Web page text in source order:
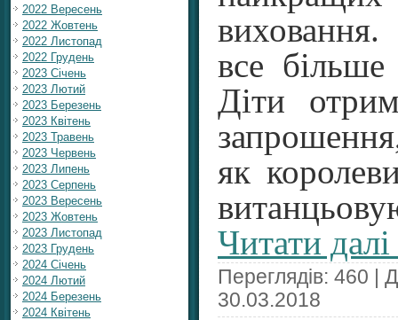
2022 Вересень
2022 Жовтень
2022 Листопад
2022 Грудень
2023 Січень
2023 Лютий
2023 Березень
2023 Квітень
2023 Травень
2023 Червень
2023 Липень
2023 Серпень
2023 Вересень
2023 Жовтень
2023 Листопад
2023 Грудень
2024 Січень
2024 Лютий
2024 Березень
2024 Квітень
все
Діти
як
Читати
Переглядів: 460 |
30.03.2018